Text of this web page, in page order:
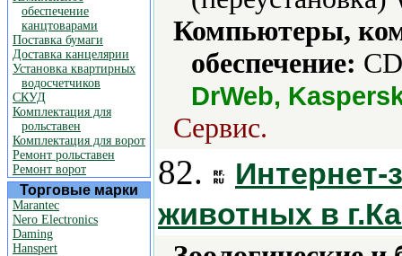
обеспечение
канцтоварами
Поставка бумаги
Доставка канцелярии
Установка квартирных
водосчетчиков
СКУД
Комплектация для
рольставен
Комплектация для ворот
Ремонт рольставен
Ремонт ворот
Торговые марки
Marantec
Nero Electronics
Daming
Hanspert
Компьютеры,
обеспечение:
DrWeb,
Сервис.
82.
Интернет-
животных в